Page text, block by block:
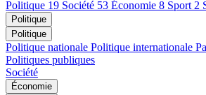
Politique 19 Société 53 Économie 8 Sport 2
Politique
Politique
Politique nationale Politique internationale
Politiques publiques
Société
Économie